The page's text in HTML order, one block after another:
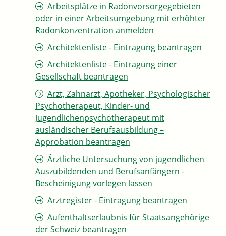
Arbeitsplätze in Radonvorsorgegebieten
oder in einer Arbeitsumgebung mit erhöhter
Radonkonzentration anmelden
Architektenliste - Eintragung beantragen
Architektenliste - Eintragung einer
Gesellschaft beantragen
Arzt, Zahnarzt, Apotheker, Psychologischer
Psychotherapeut, Kinder- und
Jugendlichenpsychotherapeut mit
ausländischer Berufsausbildung –
Approbation beantragen
Ärztliche Untersuchung von jugendlichen
Auszubildenden und Berufsanfängern -
Bescheinigung vorlegen lassen
Arztregister - Eintragung beantragen
Aufenthaltserlaubnis für Staatsangehörige
der Schweiz beantragen